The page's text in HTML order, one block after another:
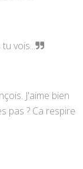
vois...
J'aime bien
pas ? Ca respire